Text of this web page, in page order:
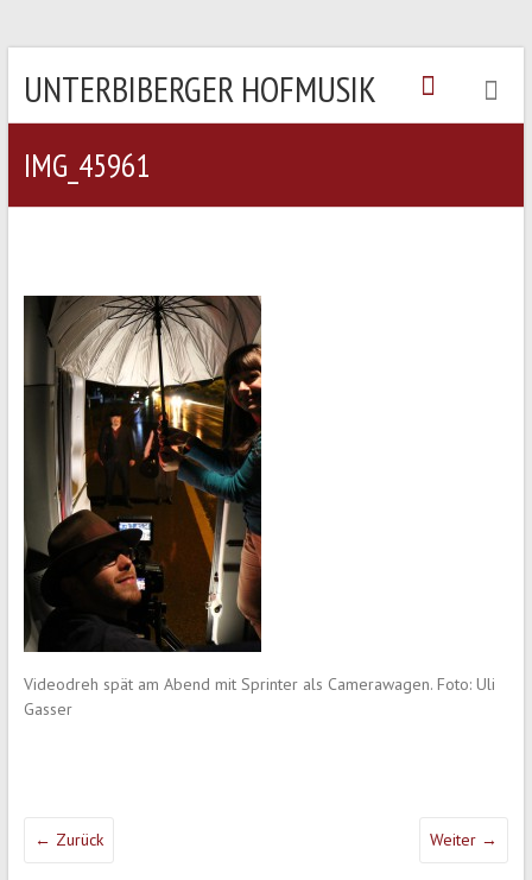
UNTERBIBERGER HOFMUSIK
IMG_45961
Videodreh spät am Abend mit Sprinter als Camerawagen. Foto: Uli
Gasser
← Zurück Weiter →